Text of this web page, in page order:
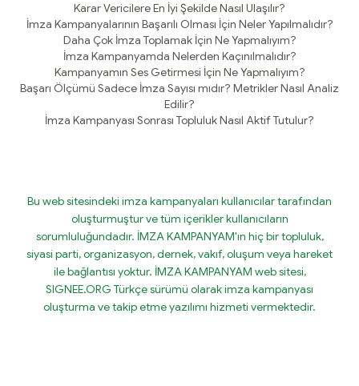
Karar Vericilere En İyi Şekilde Nasıl Ulaşılır?
İmza Kampanyalarının Başarılı Olması İçin Neler Yapılmalıdır?
Daha Çok İmza Toplamak İçin Ne Yapmalıyım?
İmza Kampanyamda Nelerden Kaçınılmalıdır?
Kampanyamın Ses Getirmesi İçin Ne Yapmalıyım?
Başarı Ölçümü Sadece İmza Sayısı mıdır? Metrikler Nasıl Analiz
Edilir?
İmza Kampanyası Sonrası Topluluk Nasıl Aktif Tutulur?
Bu web sitesindeki imza kampanyaları kullanıcılar tarafından
oluşturmuştur ve tüm içerikler kullanıcıların
sorumluluğundadır. İMZA KAMPANYAM'ın hiç bir topluluk,
siyasi parti, organizasyon, dernek, vakıf, oluşum veya hareket
ile bağlantısı yoktur. İMZA KAMPANYAM web sitesi,
SIGNEE.ORG Türkçe sürümü olarak imza kampanyası
oluşturma ve takip etme yazılımı hizmeti vermektedir.